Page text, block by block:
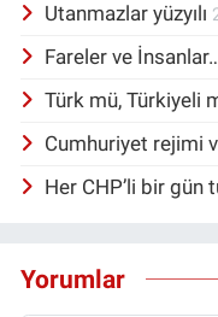
Utanmazlar yüzyılı
Fareler ve
Türk mü, Türkiyeli
Cumhuriyet rejimi
Her CHP’li bir gün
Yorumlar